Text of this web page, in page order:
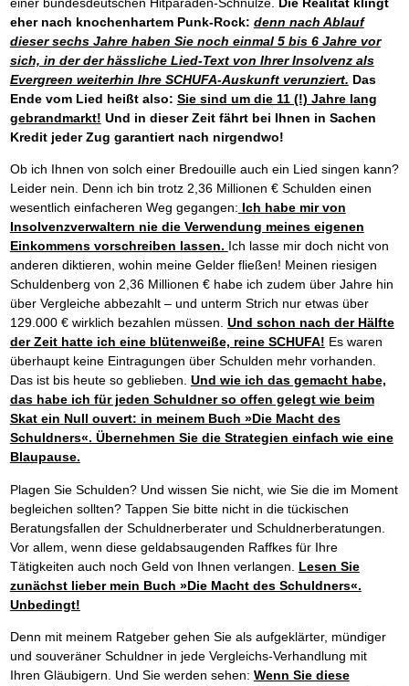
eher nach knochenhartem Punk-Rock: denn nach Ablauf
dieser sechs Jahre haben Sie noch einmal 5 bis 6 Jahre vor
sich, in der der hässliche Lied-Text von Ihrer Insolvenz als
Evergreen weiterhin Ihre SCHUFA-Auskunft verunziert. Das
Ende vom Lied heißt also: Sie sind um die 11 (!) Jahre lang
gebrandmarkt! Und in dieser Zeit fährt bei Ihnen in Sachen
Kredit jeder Zug garantiert nach nirgendwo!
Ob ich Ihnen von solch einer Bredouille auch ein Lied singen kann?
Leider nein. Denn ich bin trotz 2,36 Millionen € Schulden einen
wesentlich einfacheren Weg gegangen: Ich habe mir von
Insolvenzverwaltern nie die Verwendung meines eigenen
Einkommens vorschreiben lassen. Ich lasse mir doch nicht von
anderen diktieren, wohin meine Gelder fließen! Meinen riesigen
Schuldenberg von 2,36 Millionen € habe ich zudem über Jahre hin
über Vergleiche abbezahlt – und unterm Strich nur etwas über
129.000 € wirklich bezahlen müssen. Und schon nach der Hälfte
der Zeit hatte ich eine blütenweiße, reine SCHUFA! Es waren
überhaupt keine Eintragungen über Schulden mehr vorhanden.
Das ist bis heute so geblieben. Und wie ich das gemacht habe,
das habe ich für jeden Schuldner so offen gelegt wie beim
Skat ein Null ouvert: in meinem Buch »Die Macht des
Schuldners«. Übernehmen Sie die Strategien einfach wie eine
Blaupause.
Plagen Sie Schulden? Und wissen Sie nicht, wie Sie die im Moment
begleichen sollten? Tappen Sie bitte nicht in die tückischen
Beratungsfallen der Schuldnerberater und Schuldnerberatungen.
Vor allem, wenn diese geldabsaugenden Raffkes für Ihre
Tätigkeiten auch noch Geld von Ihnen verlangen. Lesen Sie
zunächst lieber mein Buch »Die Macht des Schuldners«.
Unbedingt!
Denn mit meinem Ratgeber gehen Sie als aufgeklärter, mündiger
und souveräner Schuldner in jede Vergleichs-Verhandlung mit
Ihren Gläubigern. Und Sie werden sehen: Wenn Sie diese